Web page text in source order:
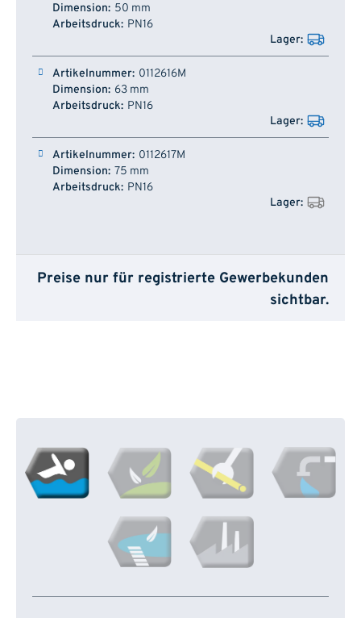
50 mm
PN16
0112616M
63 mm
PN16
0112617M
75 mm
PN16
Preise nur für registrierte Gewerbekunden
sichtbar.